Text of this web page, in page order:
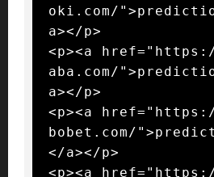
oki.com/
a></p>
<p><a
aba.com/
a></p>
<p><a
bobet.com/
</a></p>
<p><a